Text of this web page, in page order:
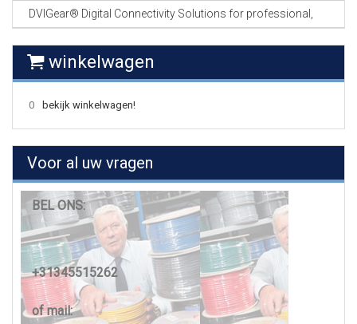
DVIGear® Digital Connectivity Solutions for professional,
winkelwagen
0 bekijk winkelwagen!
Voor al uw vragen
BEL ONS:
+31345515262
of mail: